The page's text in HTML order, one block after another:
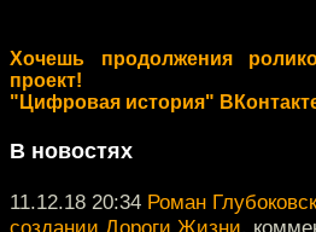
Хочешь продолжения
проект!
"Цифровая история"
В новостях
11.12.18 20:34 Роман